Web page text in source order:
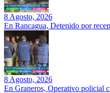
8 Agosto, 2026
En Rancagua, Detenido por
8 Agosto, 2026
En Graneros, Operativo policial